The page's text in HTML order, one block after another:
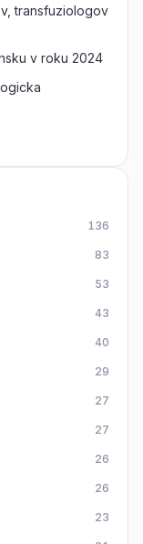
transfuziologov
v roku 2024
136
83
53
43
40
29
27
27
26
26
23